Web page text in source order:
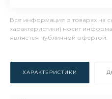
Вся информация о товарах на
характеристики) носит
является публичной офертой.
ХАРАКТЕРИСТИКИ